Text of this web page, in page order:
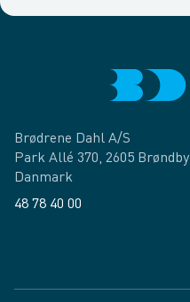
Brødrene Dahl A/S
Park Allé 370, 2605 Brøndby
Danmark
48 78 40 00